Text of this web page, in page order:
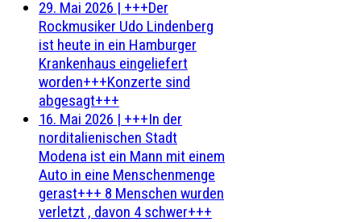
29. Mai 2026 | +++Der
Rockmusiker Udo Lindenberg
ist heute in ein Hamburger
Krankenhaus eingeliefert
worden+++Konzerte sind
abgesagt+++
16. Mai 2026 | +++In der
norditalienischen Stadt
Modena ist ein Mann mit einem
Auto in eine Menschenmenge
gerast+++ 8 Menschen wurden
verletzt , davon 4 schwer+++